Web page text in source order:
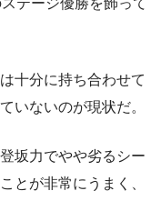
十分に持ち合わせて
いないのが現状だ。
坂力でやや劣るシー
とが非常にうまく、